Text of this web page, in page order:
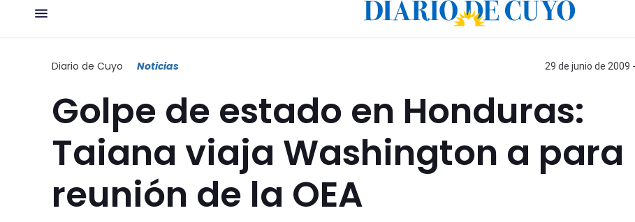
Diario de Cuyo Noticias 29 de junio de 2009
Golpe de estado en Honduras:
Taiana viaja Washington a para
reunión de la OEA